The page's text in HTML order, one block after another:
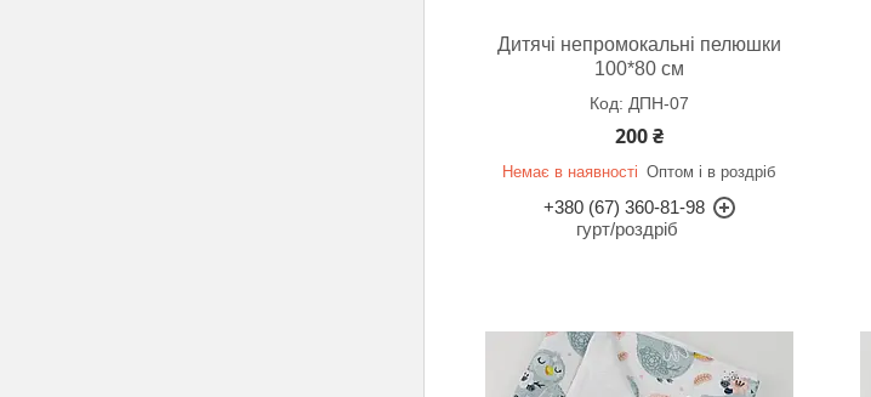
Дитячі непромокальні пелюшки
100*80 см
ДПН-07
200 ₴
Немає в наявності Оптом і в роздріб
+380 (67) 360-81-98
гурт/роздріб